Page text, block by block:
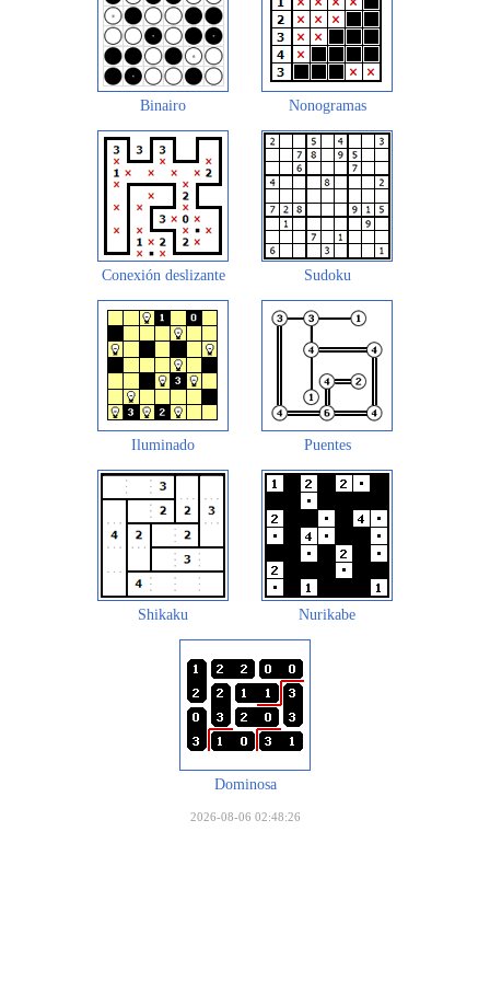
Binairo Nonogramas
Conexión deslizante Sudoku
Iluminado Puentes
Shikaku Nurikabe
Dominosa
2026-08-06 02:48:26